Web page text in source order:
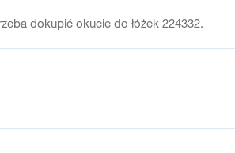
dokupić okucie do łóżek 224332.